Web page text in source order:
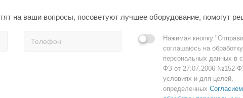
на ваши вопросы, посоветуют лучшее оборудование, помогут
Нажимая кнопку
соглашаюсь на
персональных данных в
ФЗ от 27.07.2006 №152-
условиях и для целей,
определенных